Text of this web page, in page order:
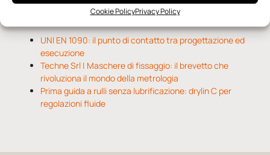
Cookie PolicyPrivacy Policy
Notizie da Il Progettista Industriale
UNI EN 1090: il punto di contatto tra progettazione ed
esecuzione
Techne Srl | Maschere di fissaggio: il brevetto che
rivoluziona il mondo della metrologia
Prima guida a rulli senza lubrificazione: drylin C per
regolazioni fluide